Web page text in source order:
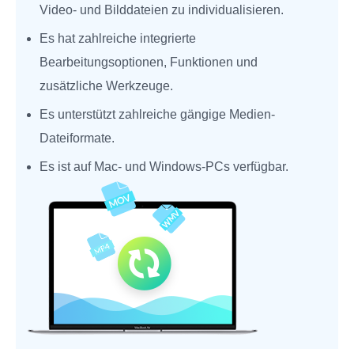
Video- und Bilddateien zu individualisieren.
Es hat zahlreiche integrierte
Bearbeitungsoptionen, Funktionen und
zusätzliche Werkzeuge.
Es unterstützt zahlreiche gängige Medien-
Dateiformate.
Es ist auf Mac- und Windows-PCs verfügbar.